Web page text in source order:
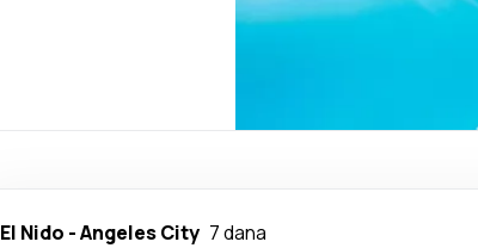
El Nido -Angeles City 7 dana